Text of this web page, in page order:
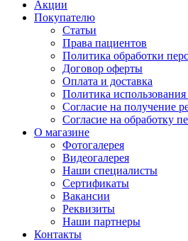
Акции
Покупателю
Статьи
Права пациентов
Политика обработки
Договор оферты
Оплата и доставка
Политика
Согласие на получение
Согласие на обработку
О магазине
Фотогалерея
Видеогалерея
Наши специалисты
Сертификаты
Вакансии
Реквизиты
Наши партнеры
Контакты